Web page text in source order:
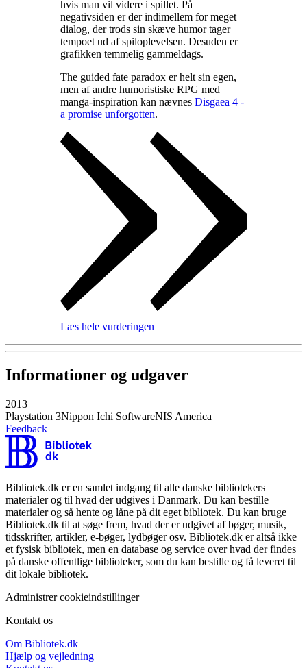
hvis man vil videre i spillet. På
negativsiden er der indimellem for meget
dialog, der trods sin skæve humor tager
tempoet ud af spiloplevelsen. Desuden er
grafikken temmelig gammeldags.
The guided fate paradox er helt sin egen,
men af andre humoristiske RPG med
manga-inspiration kan nævnes Disgaea 4 -
a promise unforgotten.
Læs hele vurderingen
Informationer og udgaver
2013
Playstation 3Nippon Ichi SoftwareNIS America
Feedback
Bibliotek.dk er en samlet indgang til alle danske bibliotekers
materialer og til hvad der udgives i Danmark. Du kan bestille
materialer og så hente og låne på dit eget bibliotek. Du kan bruge
Bibliotek.dk til at søge frem, hvad der er udgivet af bøger, musik,
tidsskrifter, artikler, e-bøger, lydbøger osv. Bibliotek.dk er altså ikke
et fysisk bibliotek, men en database og service over hvad der findes
på danske offentlige biblioteker, som du kan bestille og få leveret til
dit lokale bibliotek.
Administrer cookieindstillinger
Kontakt os
Om Bibliotek.dk
Hjælp og vejledning